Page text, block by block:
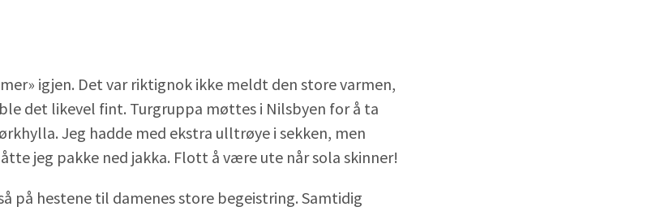
igjen. Det var riktignok ikke meldt den store varmen,
det likevel fint. Turgruppa møttes i Nilsbyen for å ta
Jeg hadde med ekstra ulltrøye i sekken, men
jeg pakke ned jakka. Flott å være ute når sola skinner!
på hestene til damenes store begeistring. Samtidig